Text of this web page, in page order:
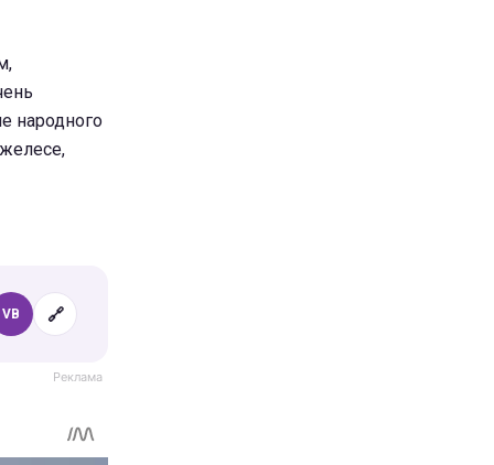
народного
VB 🔗